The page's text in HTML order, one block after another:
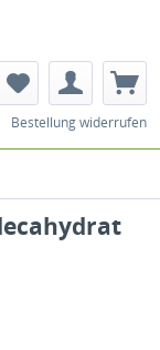
Bestellung widerrufen